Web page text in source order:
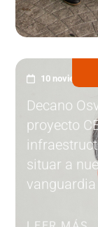
10
Decano
proyecto
situar a
LEER MÁS